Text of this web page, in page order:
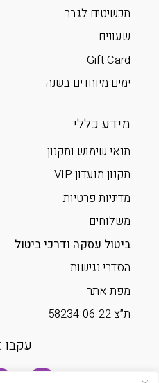
תכשיטים לגבר
שעונים
Gift Card
ימים מיוחדים בשנה
מידע כללי
תנאי שימוש ותקנון
תקנון מועדון VIP
מדיניות פרטיות
משלוחים
ביטול עסקה ודרכי ביטול
הסדרי נגישות
מפת אתר
ת”צ 58234-06-22
עקבו